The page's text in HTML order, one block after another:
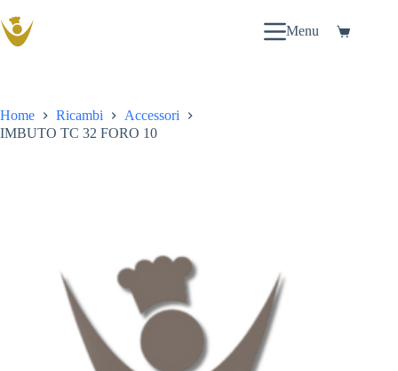
al
contenuto
Menu Carrello
Home Ricambi
Accessori
IMBUTO TC 32 FORO 10